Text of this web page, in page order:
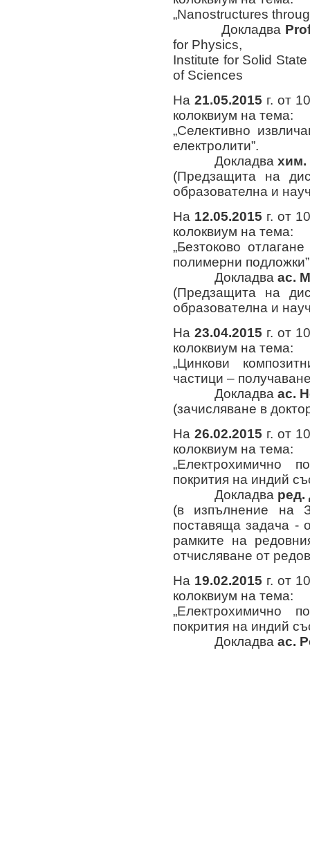
„Nanostructures
Докладва
for Physics,
Institute for Solid
of Sciences
На21.05.2015 г. от
колоквиум на тема:
„Селективно
електролити”.
Докладва хим.
(Предзащита на
образователна и
На 12.05.2015 г. от
колоквиум на тема:
„Безтоково
полимерни
Докладва ас.
(Предзащита на
образователна и
На23.04.2015 г. от
колоквиум на тема:
„Цинкови
частици –
Докладва ас.
(зачисляване в
На26.02.2015 г. от
колоквиум на тема:
„Електрохимично
покрития на индий
Докладва ред.
(в изпълнение на
поставяща задача -
рамките на
отчисляване от
На 19.02.2015 г. от
колоквиум на тема:
„Електрохимично
покрития на индий
Докладва ас.